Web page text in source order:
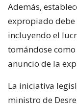
Además,
expropiado
incluyendo el
tomándose
anuncio de la
La iniciativa
ministro de